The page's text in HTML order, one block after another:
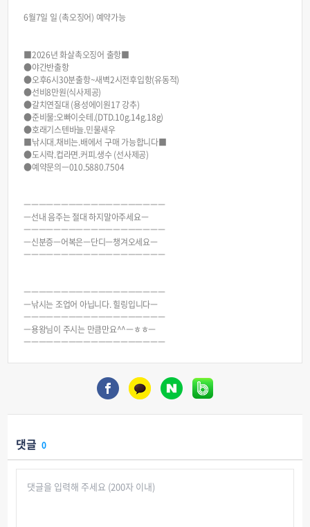
6월7일 일 (촉오징어) 예약가능
■2026년 화살촉오징어 출항■
●야간반출항
●오후6시30분출항~새벽2시전후입항(유동적)
●선비8만원(식사제공)
●갈치연질대 (용성에이원17 강추)
●준비물:오빠이슷테.(DTD.10g.14g.18g)
●호래기스텐바늘.민물새우
■낚시대.채비는.배에서 구매 가능합니다■
●도시락.컵라면.커피.생수 (선사제공)
●예약문의ㅡ010.5880.7504
ㅡㅡㅡㅡㅡㅡㅡㅡㅡㅡㅡㅡㅡㅡㅡㅡㅡㅡㅡ
ㅡ선내 음주는 절대 하지말아주세요ㅡ
ㅡㅡㅡㅡㅡㅡㅡㅡㅡㅡㅡㅡㅡㅡㅡㅡㅡㅡㅡ
ㅡ신분증ㅡ어복은ㅡ단디ㅡ챙겨오세요ㅡ
ㅡㅡㅡㅡㅡㅡㅡㅡㅡㅡㅡㅡㅡㅡㅡㅡㅡㅡㅡ
ㅡㅡㅡㅡㅡㅡㅡㅡㅡㅡㅡㅡㅡㅡㅡㅡㅡㅡㅡ
ㅡ낚시는 조업어 아닙니다. 힐링입니다ㅡ
ㅡㅡㅡㅡㅡㅡㅡㅡㅡㅡㅡㅡㅡㅡㅡㅡㅡㅡㅡ
ㅡ용왕님이 주시는 만큼만요^^ㅡㅎㅎㅡ
ㅡㅡㅡㅡㅡㅡㅡㅡㅡㅡㅡㅡㅡㅡㅡㅡㅡㅡㅡ
댓글 0